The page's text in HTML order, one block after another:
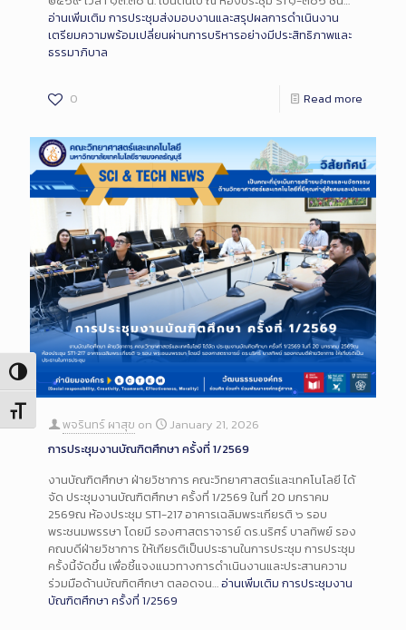
Toggle High Contrast
Toggle Font size
อ่านเพิ่มเติม การประชุมส่งมอบงานและสรุปผลการดำเนินงาน
เตรียมความพร้อมเปลี่ยนผ่านการบริหารอย่างมีประสิทธิภาพและ
ธรรมาภิบาล
0 Read more
พจรินทร์ ผาสุข on
January 21, 2026
การประชุมงานบัณฑิตศึกษา ครั้งที่ 1/2569
งานบัณฑิตศึกษา ฝ่ายวิชาการ คณะวิทยาศาสตร์และเทคโนโลยี ได้
จัด ประชุมงานบัณฑิตศึกษา ครั้งที่ 1/2569 ในที่ 20 มกราคม
2569ณ ห้องประชุม ST1-217 อาคารเฉลิมพระเกียรติ ๖ รอบ
พระชนมพรรษา โดยมี รองศาสตราจารย์ ดร.นริศร์ บาลทิพย์ รอง
คณบดีฝ่ายวิชาการ ให้เกียรติเป็นประธานในการประชุม การประชุม
ครั้งนี้จัดขึ้น เพื่อชี้แจงแนวทางการดำเนินงานและประสานความ
ร่วมมือด้านบัณฑิตศึกษา ตลอดจน…อ่านเพิ่มเติม การประชุมงาน
บัณฑิตศึกษา ครั้งที่ 1/2569